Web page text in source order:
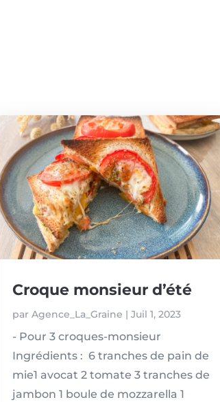
Croque monsieur d’été
par Agence_La_Graine | Juil 1, 2023
- Pour 3 croques-monsieur
Ingrédients : 6 tranches de pain de
mie1 avocat 2 tomate 3 tranches de
jambon 1 boule de mozzarella 1